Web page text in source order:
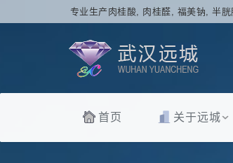
专业生产肉桂酸, 肉桂醛, 福美钠, 半
首页 关于远城